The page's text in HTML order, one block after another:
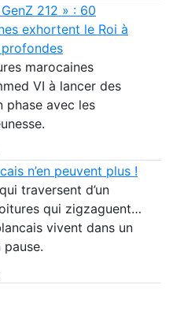
212 » : 60
exhortent le Roi à
marocaines
VI à lancer des
phase avec les
n’en peuvent plus !
traversent d’un
qui zigzaguent…
vivent dans un